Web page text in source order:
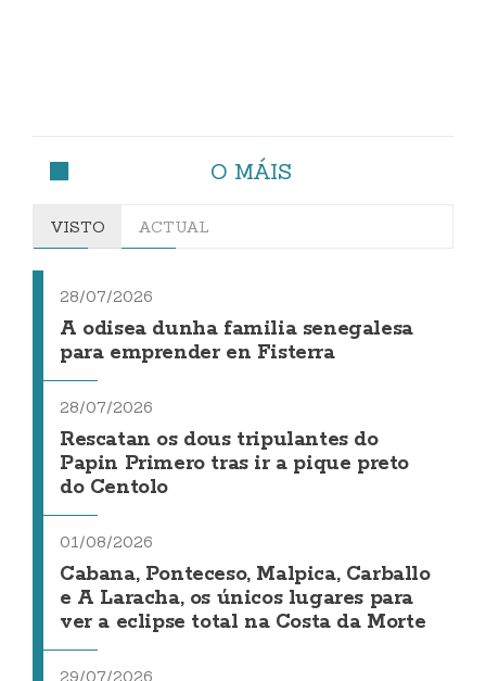
O MÁIS
VISTO ACTUAL
28/07/2026
A odisea dunha familia senegalesa
para emprender en Fisterra
28/07/2026
Rescatan os dous tripulantes do
Papin Primero tras ir a pique preto
do Centolo
01/08/2026
Cabana, Ponteceso, Malpica, Carballo
e A Laracha, os únicos lugares para
ver a eclipse total na Costa da Morte